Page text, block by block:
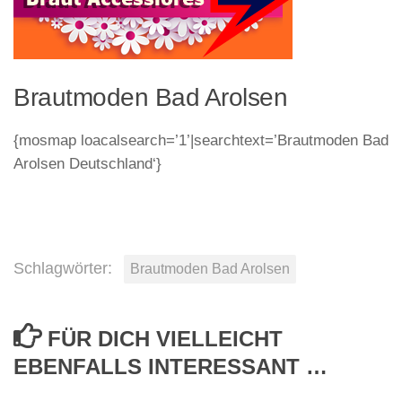
Brautmoden Bad Arolsen
{mosmap loacalsearch=’1’|searchtext=’Brautmoden Bad
Arolsen Deutschland‘}
Schlagwörter: Brautmoden Bad Arolsen
FÜR DICH VIELLEICHT
EBENFALLS INTERESSANT …